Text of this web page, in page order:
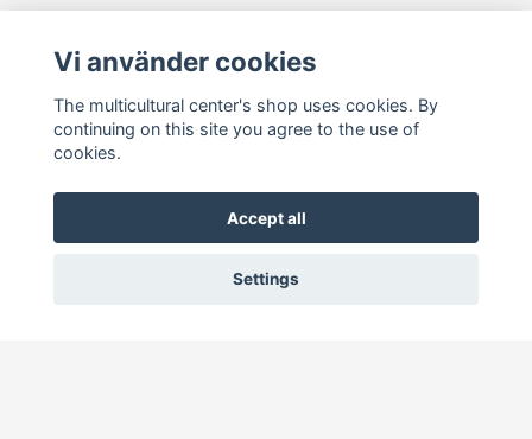
Social Media
Prenumerera på vårt nyhetsbrev
Vi använder cookies
The multicultural center's shop uses cookies. By
continuing on this site you agree to the use of
cookies.
Accept all
Settings